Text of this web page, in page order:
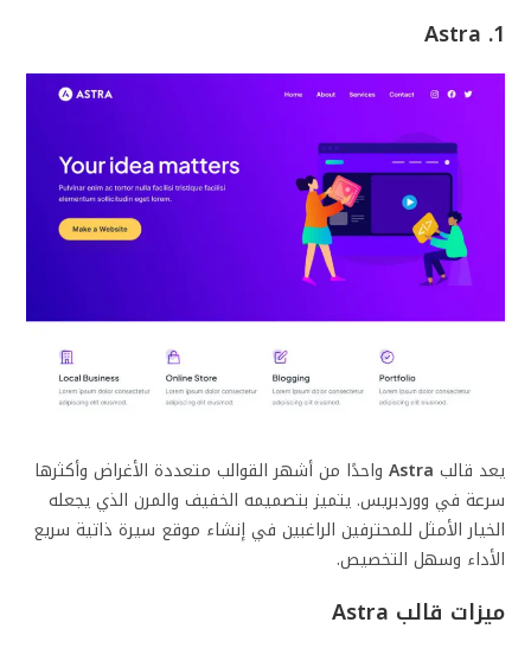
1. Astra
يعد قالب Astra واحدًا من أشهر القوالب متعددة الأغراض وأكثرها
سرعة في ووردبريس. يتميز بتصميمه الخفيف والمرن الذي يجعله
الخيار الأمثل للمحترفين الراغبين في إنشاء موقع سيرة ذاتية سريع
الأداء وسهل التخصيص.
ميزات قالب Astra